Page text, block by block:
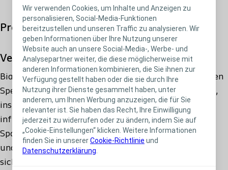
Wir verwenden Cookies, um Inhalte und Anzeigen zu
personalisieren, Social-Media-Funktionen
bereitzustellen und unseren Traffic zu analysieren. Wir
geben Informationen über Ihre Nutzung unserer
Website auch an unsere Social-Media-, Werbe- und
Analysepartner weiter, die diese möglicherweise mit
anderen Informationen kombinieren, die Sie ihnen zur
Verfügung gestellt haben oder die sie durch Ihre
Nutzung ihrer Dienste gesammelt haben, unter
anderem, um Ihnen Werbung anzuzeigen, die für Sie
relevanter ist. Sie haben das Recht, Ihre Einwilligung
jederzeit zu widerrufen oder zu ändern, indem Sie auf
„Cookie-Einstellungen“ klicken. Weitere Informationen
finden Sie in unsererCookie-Richtlinie und
Datenschutzerklärung
334520 - 5x5 cm - MiGeL Rückvergütungsnr.: 35.05.03.01.1
- PH Code: 6444784
334530 - 5x12.5 cm - MiGeL Rückvergütungsnr.:
35.05.03.02.1 - PH Code: 6444790
Produktbeschreibung
Verwendung
Biatain Silicone Lite kann zur Versorgung eines breiten
Spektrums exsudierender Wunden eingesetzt werden,
insbesondere bei Ulcus cruris, Dekubitus, nicht
infizierten diabetischen Fußulzera,
Spalthautentnahmestellen, postoperativen Wunden
und Hautabschürfungen. Biatain Silicone Lite eignet
sich für nicht bis schwach exsudierende Wunden und